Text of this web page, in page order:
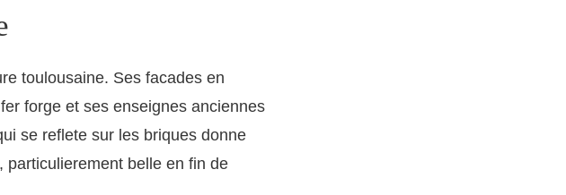
toulousaine. Ses facades en
forge et ses enseignes anciennes
se reflete sur les briques donne
particulierement belle en fin de